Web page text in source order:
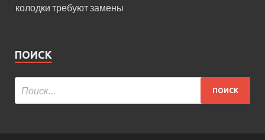
колодки требуют замены
ПОИСК